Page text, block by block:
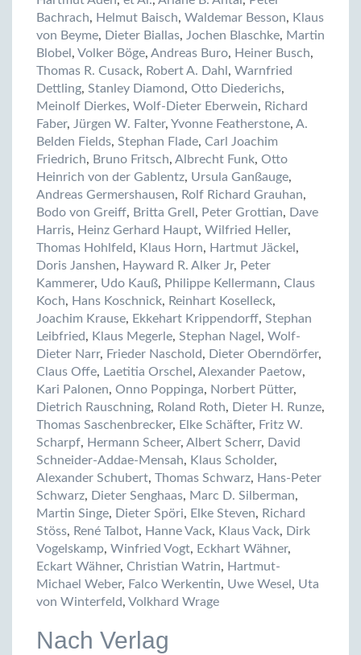
Bachrach, Helmut Baisch, Waldemar Besson, Klaus
von Beyme, Dieter Biallas, Jochen Blaschke, Martin
Blobel , Volker Böge, Andreas Buro, Heiner Busch,
Thomas R. Cusack, Robert A. Dahl , Warnfried
Dettling, Stanley Diamond, Otto Diederichs,
Meinolf Dierkes, Wolf-Dieter Eberwein, Richard
Faber, Jürgen W. Falter, Yvonne Featherstone, A.
Belden Fields, Stephan Flade, Carl Joachim
Friedrich, Bruno Fritsch, Albrecht Funk, Otto
Heinrich von der Gablentz, Ursula Ganßauge,
Andreas Germershausen, Rolf Richard Grauhan,
Bodo von Greiff, Britta Grell , Peter Grottian, Dave
Harris, Heinz Gerhard Haupt, Wilfried Heller,
Thomas Hohlfeld, Klaus Horn, Hartmut Jäckel ,
Doris Janshen, Hayward R. Alker Jr, Peter
Kammerer, Udo Kauß, Philippe Kellermann, Claus
Koch, Hans Koschnick, Reinhart Koselleck,
Joachim Krause, Ekkehart Krippendorff, Stephan
Leibfried, Klaus Megerle, Stephan Nagel , Wolf-
Dieter Narr, Frieder Naschold, Dieter Oberndörfer,
Claus Offe, Laetitia Orschel , Alexander Paetow,
Kari Palonen, Onno Poppinga, Norbert Pütter,
Dietrich Rauschning, Roland Roth, Dieter H. Runze,
Thomas Saschenbrecker, Elke Schäfter, Fritz W.
Scharpf, Hermann Scheer, Albert Scherr, David
Schneider-Addae-Mensah, Klaus Scholder,
Alexander Schubert, Thomas Schwarz, Hans-Peter
Schwarz, Dieter Senghaas, Marc D. Silberman,
Martin Singe, Dieter Spöri, Elke Steven, Richard
Stöss, René Talbot, Hanne Vack, Klaus Vack, Dirk
Vogelskamp, Winfried Vogt, Eckhart Wähner,
Eckart Wähner, Christian Watrin, Hartmut-
Michael Weber, Falco Werkentin, Uwe Wesel , Uta
von Winterfeld, Volkhard Wrage
Nach Verlag